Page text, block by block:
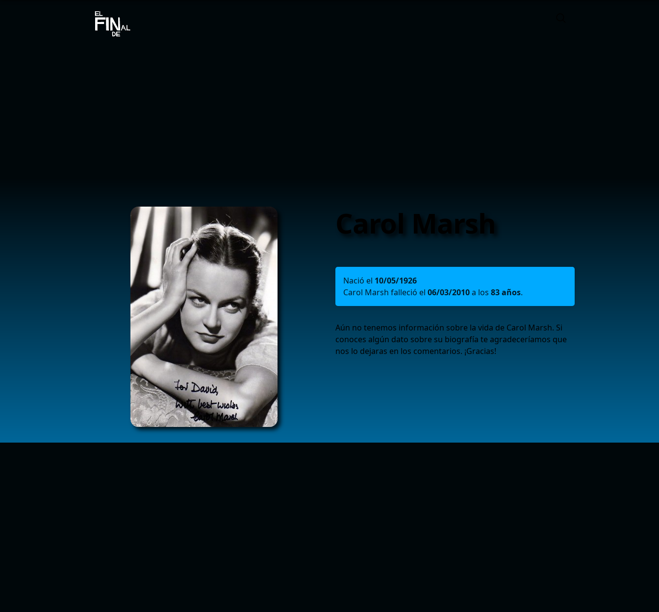
Carol Marsh
Nació el 10/05/1926
Carol Marsh falleció el 06/03/2010a los 83 años.
Aún no tenemos información sobre la vida de Carol Marsh. Si
conoces algún dato sobre su biografía te agradeceríamos que
nos lo dejaras en los comentarios. ¡Gracias!